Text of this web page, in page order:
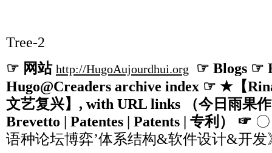
Tree-2
☞ 网站 http://HugoAujourdhui.org
☞ Blogs ☞
Hugo@Creaders archive index ☞ ★ 【
文艺复兴】 , with URL links
（今日雨果
Brevetto | Patentes | Patents | 专利） ☞
语种论坛博弈’体系结构&软件设计&开发